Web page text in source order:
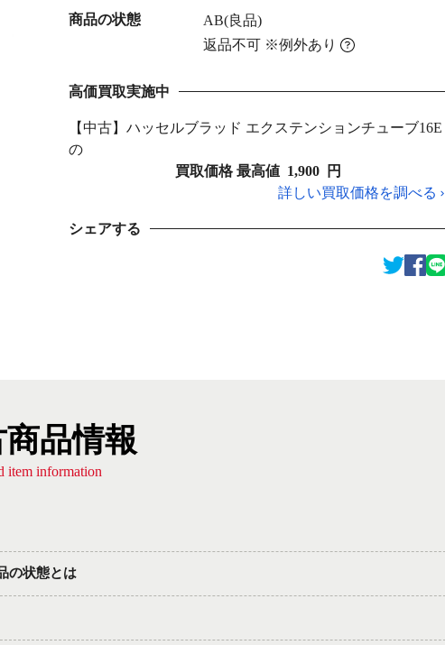
商品の状態
AB(良品)
返品不可 ※例外あり
高価買取実施中
【中古】ハッセルブラッド エクステンションチューブ16E
の
買取価格 最高値 1,900
円
詳しい買取価格を調べる
シェアする
品情報
item information
の状態とは